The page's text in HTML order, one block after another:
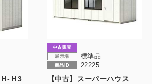
-Ｈ3
中古販売
展示場
標準品
商品ID 22225
【中古】スーパーハウス